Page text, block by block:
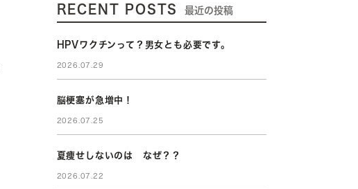
RECENT POSTS 最近の投稿
HPVワクチンって？男女とも必要です。
2026.07.29
脳梗塞が急増中！
2026.07.25
夏痩せしないのは なぜ？？
2026.07.22